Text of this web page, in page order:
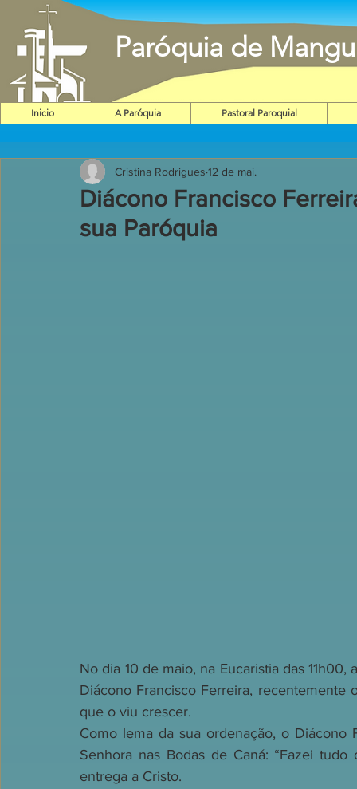
Paróquia de
Inicio A Paróquia Pastoral Paroquial
Diácono Francisco
sua Paróquia
Cristina Rodrigues 12 de mai.
No dia 10 de maio, na Eucaristia das
Diácono Francisco Ferreira, recentemente
que o viu crescer.
Como lema da sua ordenação, o Diácono
Senhora nas Bodas de Caná: “Fazei
entrega a Cristo.